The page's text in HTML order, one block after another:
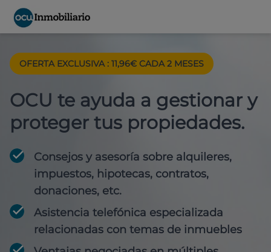
OFERTA EXCLUSIVA : 11,96€ CADA 2 MESES
OCU te ayuda a gestionar y
proteger tus propiedades.
Consejos y asesoría sobre alquileres,
impuestos, hipotecas, contratos,
donaciones, etc.
Asistencia telefónica especializada
relacionadas con temas de inmuebles